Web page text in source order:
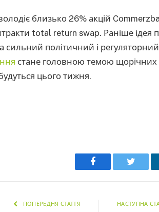
близько 26% акцій
total return swap. Раніше ідея
сильний політичний і
стане головною темою щорічних
цього тижня.
Facebook Twitter
ПОПЕРЕДНЯ СТАТТЯ НАСТУПНА